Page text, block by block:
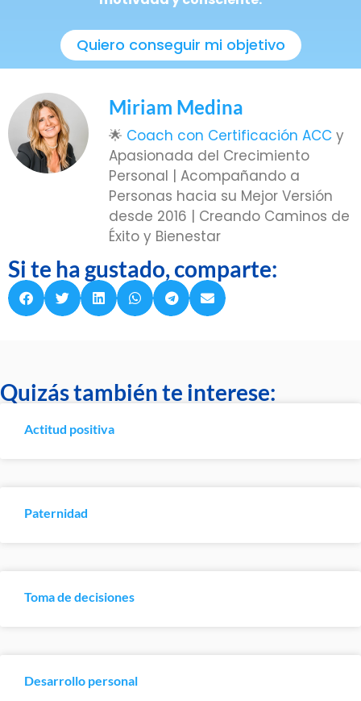
Quiero conseguir mi objetivo
Miriam Medina
🌟 Coach con Certificación ACC y
Apasionada del Crecimiento
Personal | Acompañando a
Personas hacia su Mejor Versión
desde 2016 | Creando Caminos de
Éxito y Bienestar
Si te ha gustado, comparte:
Quizás también te interese:
Actitud positiva
Paternidad
Toma de decisiones
Desarrollo personal